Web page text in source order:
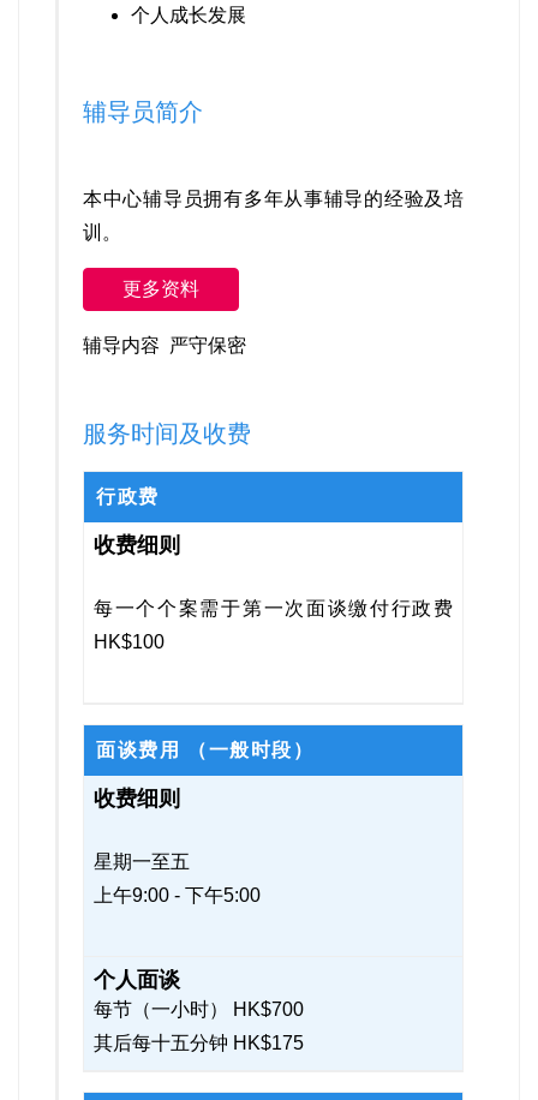
个人成长发展
辅导员简介
本中心辅导员拥有多年从事辅导的经验及培
训。
更多资料
辅导内容 严守保密
服务时间及收费
收
项
目
收
费
则
行政费
每一个个案需于第一次面谈缴付行政费
HK$100
面谈费用 （一般时段）
星期一至五
上午9:00 - 下午5:00
每节（一小时） HK$700
其后每十五分钟 HK$175